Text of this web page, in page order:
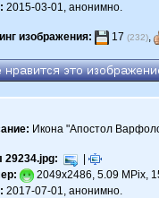
2015-03-01, анонимно.
изображения: 17(232),
Икона "Апостол
29234.jpg:
|
2049x2486, 5.09 MPix,
2017-07-01, анонимно.